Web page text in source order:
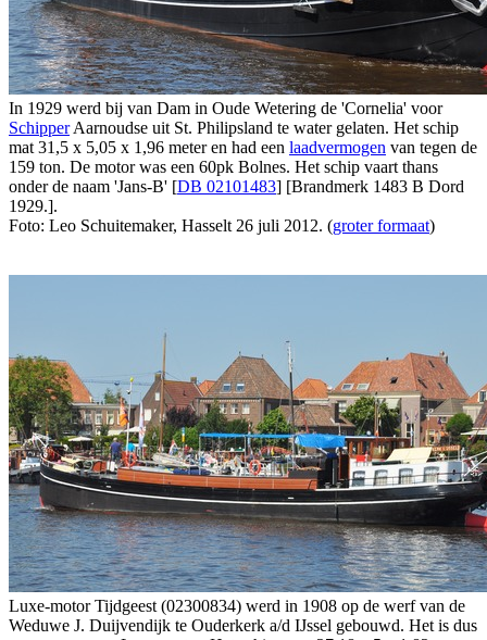
In 1929 werd bij van Dam in Oude Wetering de 'Cornelia' voor
SchipperAarnoudse uit St. Philipsland te water gelaten. Het schip
mat 31,5 x 5,05 x 1,96 meter en had een laadvermogen van tegen de
159 ton. De motor was een 60pk Bolnes. Het schip vaart thans
onder de naam 'Jans-B' [DB 02101483] [Brandmerk 1483 B Dord
1929.].
Foto: Leo Schuitemaker, Hasselt 26 juli 2012. (groter formaat)
Luxe-motor Tijdgeest (02300834) werd in 1908 op de werf van de
Weduwe J. Duijvendijk te Ouderkerk a/d IJssel gebouwd. Het is dus